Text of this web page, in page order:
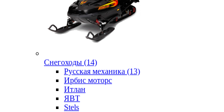
Снегоходы (14)
Русская механика (13)
Ирбис моторс
Итлан
ЯВТ
Stels